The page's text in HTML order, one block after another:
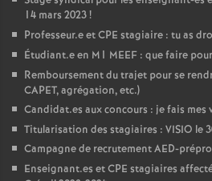
14 mars 2023!
Professeur.e etCPE stagiaire : tu as
Étudiant.e en M1 MEEF : que faire
Remboursement du trajet pour se
CAPET, agrégation, etc.)
Candidat.es aux concours : je fais mes
Titularisation des stagiaires : VISIO le
Campagne de recrutementAED-prépro
Enseignant.es etCPE stagiaires